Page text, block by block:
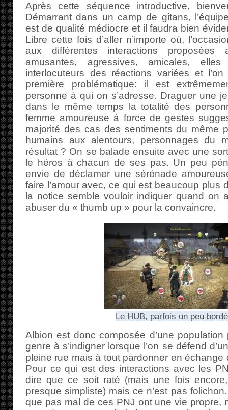
Après cette séquence introductive,
Démarrant dans un camp de gitans,
est de qualité médiocre et il faudra bien
Libre cette fois d’aller n’importe où,
aux différentes interactions proposées
amusantes, agressives, amicales,
interlocuteurs des réactions variées et
première problématique: il est
personne à qui on s’adresse. Draguer une
dans le même temps la totalité des
femme amoureuse à force de gestes
majorité des cas des sentiments du même
humains aux alentours, personnages du
résultat ? On se balade ensuite avec une
le héros à chacun de ses pas. Un peu
envie de déclamer une sérénade
faire l’amour avec, ce qui est beaucoup plus
la notice semble vouloir indiquer quand on
abuser du « thumb up » pour la convaincre.
Le HUB, parfois un peu
Albion est donc composée d’une
genre à s’indigner lorsque l’on se défend
pleine rue mais à tout pardonner en échange
Pour ce qui est des interactions avec les
dire que ce soit raté (mais une fois
presque simpliste) mais ce n’est pas
que pas mal de ces PNJ ont une vie propre,